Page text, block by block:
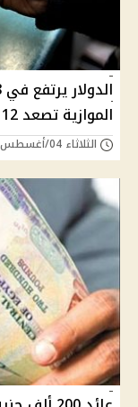
الموازية تصعد 12 قرشًا
الثلاثاء 04/أغسطس/2026 - 05:08 م